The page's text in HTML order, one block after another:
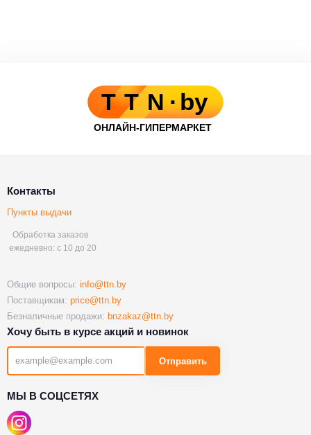
Контакты
Пункты выдачи
Обработка заказов
ежедневно: с 10 до 20
Общие вопросы: info@ttn.by
Поставщикам: price@ttn.by
Безналичные продажи: bnzakaz@ttn.by
Хочу быть в курсе акций и новинок
Отправить
МЫ В СОЦСЕТЯХ